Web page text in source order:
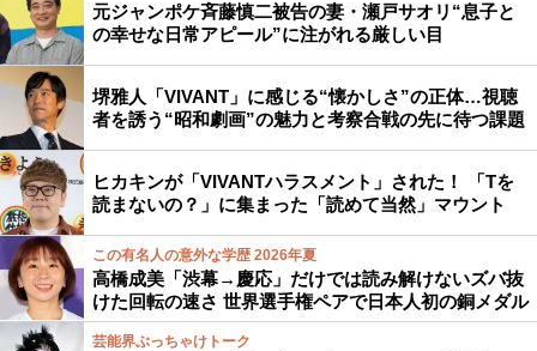
元ジャンポケ斉藤慎二被告の妻・瀬戸サオリ“息子と
の幸せな日常アピール”に注がれる厳しい目
堺雅人「VIVANT」に感じる“懐かしさ”の正体…視聴
者を誘う“昭和劇画”の魅力と考察合戦の先に待つ課題
ヒカキンが「VIVANTハラスメント」された！ 「Tを
読まないの？」に集まった「読めて当然」マウント
この有名人の意外な学歴 2026年夏
高橋成美「渋幕→慶応」だけでは読み解けないズバ抜
けた回転の速さ 世界選手権ペアで日本人初の銅メダル
芸能界ぶっちゃけトーク